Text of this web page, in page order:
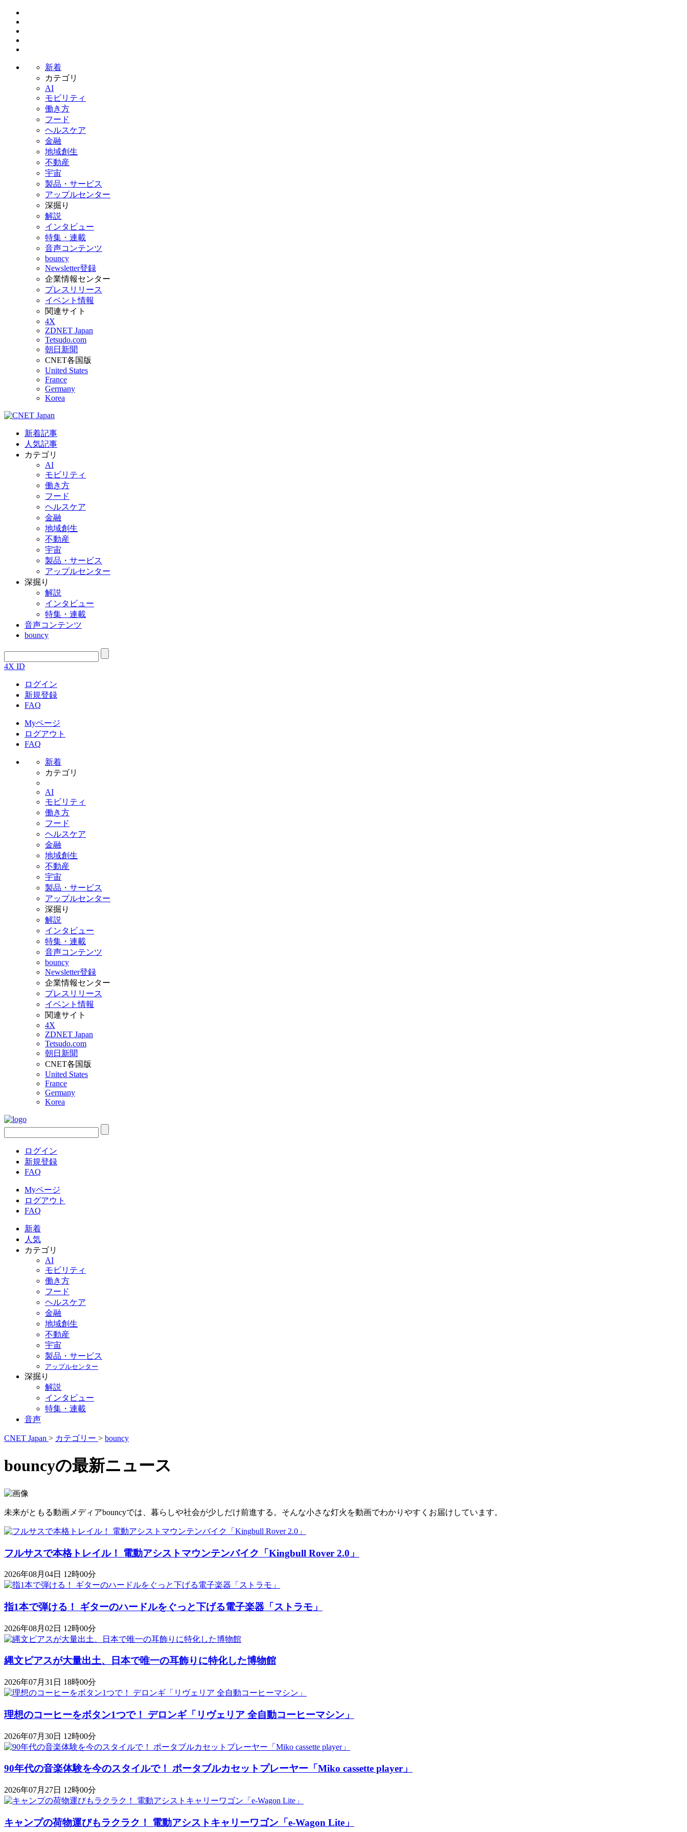
新着
カテゴリ
AI
モビリティ
働き方
フード
ヘルスケア
金融
地域創生
不動産
宇宙
製品・サービス
アップルセンター
深掘り
解説
インタビュー
特集・連載
音声コンテンツ
bouncy
Newsletter登録
企業情報センター
プレスリリース
イベント情報
関連サイト
4X
ZDNET Japan
Tetsudo.com
朝日新聞
CNET各国版
United States
France
Germany
Korea
新着記事
人気記事
カテゴリ
AI
モビリティ
働き方
フード
ヘルスケア
金融
地域創生
不動産
宇宙
製品・サービス
アップルセンター
深掘り
解説
インタビュー
特集・連載
音声コンテンツ
bouncy
4X ID
ログイン
新規登録
FAQ
Myページ
ログアウト
FAQ
新着
カテゴリ
AI
モビリティ
働き方
フード
ヘルスケア
金融
地域創生
不動産
宇宙
製品・サービス
アップルセンター
深掘り
解説
インタビュー
特集・連載
音声コンテンツ
bouncy
Newsletter登録
企業情報センター
プレスリリース
イベント情報
関連サイト
4X
ZDNET Japan
Tetsudo.com
朝日新聞
CNET各国版
United States
France
Germany
Korea
ログイン
新規登録
FAQ
Myページ
ログアウト
FAQ
新着
人気
カテゴリ
AI
モビリティ
働き方
フード
ヘルスケア
金融
地域創生
不動産
宇宙
製品・サービス
アップルセンター
深掘り
解説
インタビュー
特集・連載
音声
CNET Japan > カテゴリー > bouncy
bouncyの最新ニュース
未来がともる動画メディアbouncyでは、暮らしや社会が少しだけ前進する。そんな小さな灯火を動画でわかりやすくお届けしています。
フルサスで本格トレイル！ 電動アシストマウンテンバイク「Kingbull Rover 2.0」
2026年08月04日 12時00分
指1本で弾ける！ ギターのハードルをぐっと下げる電子楽器「ストラモ」
2026年08月02日 12時00分
縄文ピアスが大量出土、日本で唯一の耳飾りに特化した博物館
2026年07月31日 18時00分
理想のコーヒーをボタン1つで！ デロンギ「リヴェリア 全自動コーヒーマシン」
2026年07月30日 12時00分
90年代の音楽体験を今のスタイルで！ ポータブルカセットプレーヤー「Miko cassette player」
2026年07月27日 12時00分
キャンプの荷物運びもラクラク！ 電動アシストキャリーワゴン「​​e-Wagon Lite」